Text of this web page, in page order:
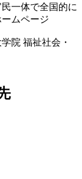
一体で全国的に
ムページ
院 福祉社会・